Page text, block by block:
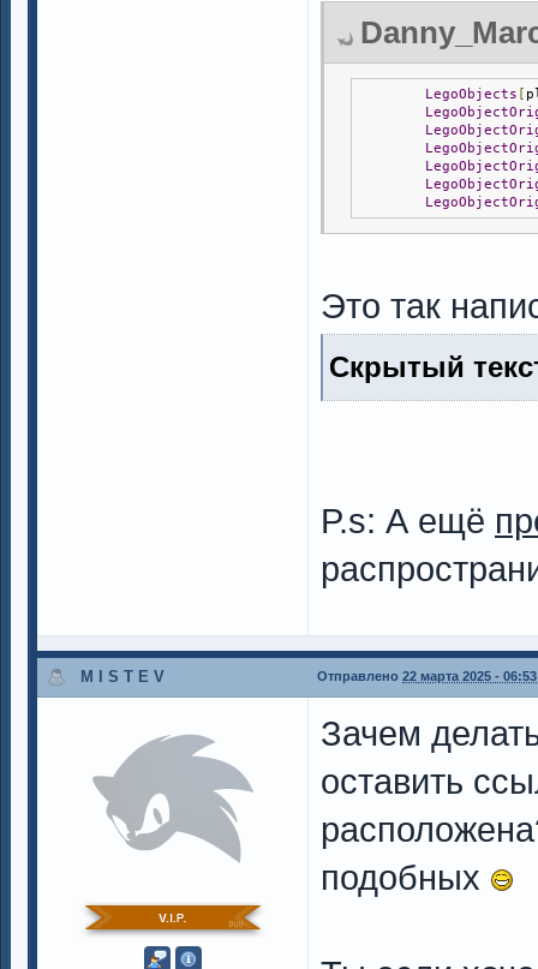
LegoObjects [
Это так
Скрытый
P.s: А ещё
M I S T E V Отправлено 22 марта 2025 - 06:53
Зачем
оставить
подобных